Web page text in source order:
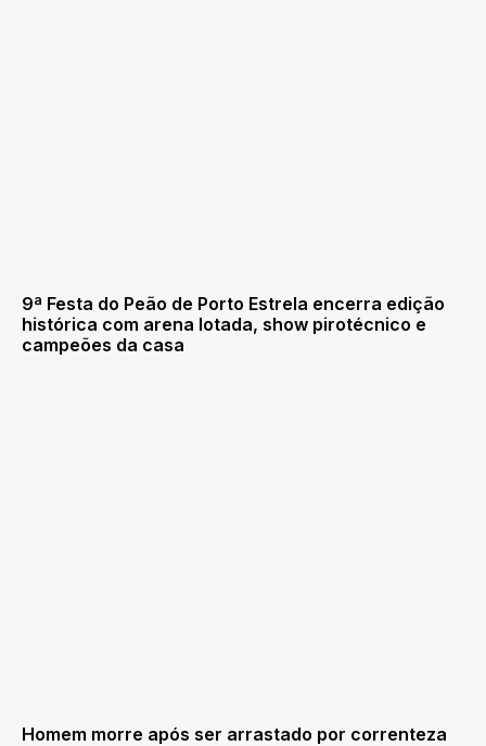
9ª Festa do Peão de Porto Estrela encerra edição
histórica com arena lotada, show pirotécnico e
campeões da casa
Homem morre após ser arrastado por correnteza